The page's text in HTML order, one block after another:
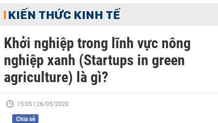
KIẾN THỨC KINH TẾ
Khởi nghiệp trong lĩnh vực nông
nghiệp xanh (Startups in green
agriculture) là gì?
15:05 | 26/05/2020
Chia sẻ